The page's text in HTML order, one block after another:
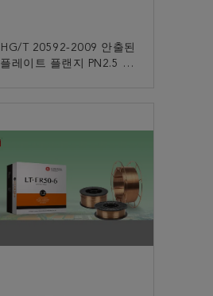
HG/T 20592-2009 안출된
플레이트 플랜지 PN2.5 / 6